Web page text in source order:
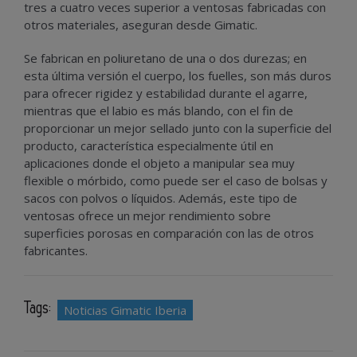
tres a cuatro veces superior a ventosas fabricadas con
otros materiales, aseguran desde Gimatic.
Se fabrican en poliuretano de una o dos durezas; en
esta última versión el cuerpo, los fuelles, son más duros
para ofrecer rigidez y estabilidad durante el agarre,
mientras que el labio es más blando, con el fin de
proporcionar un mejor sellado junto con la superficie del
producto, característica especialmente útil en
aplicaciones donde el objeto a manipular sea muy
flexible o mórbido, como puede ser el caso de bolsas y
sacos con polvos o líquidos. Además, este tipo de
ventosas ofrece un mejor rendimiento sobre
superficies porosas en comparación con las de otros
fabricantes.
Tags: Noticias Gimatic Iberia